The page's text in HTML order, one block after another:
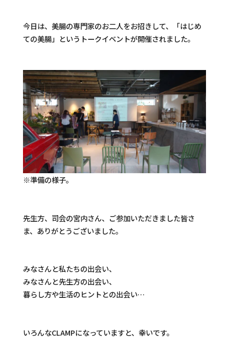
今日は、美腸の専門家のお二人をお招きして、「はじめ
ての美腸」というトークイベントが開催されました。
※準備の様子。
先生方、司会の宮内さん、ご参加いただきました皆さ
ま、ありがとうございました。
みなさんと私たちの出会い、
みなさんと先生方の出会い、
暮らし方や生活のヒントとの出会い…
いろんなCLAMPになっていますと、幸いです。